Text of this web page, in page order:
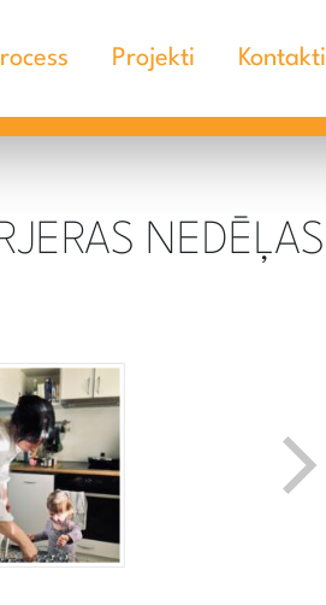
Projekti Kontakti
NEDĒĻAS